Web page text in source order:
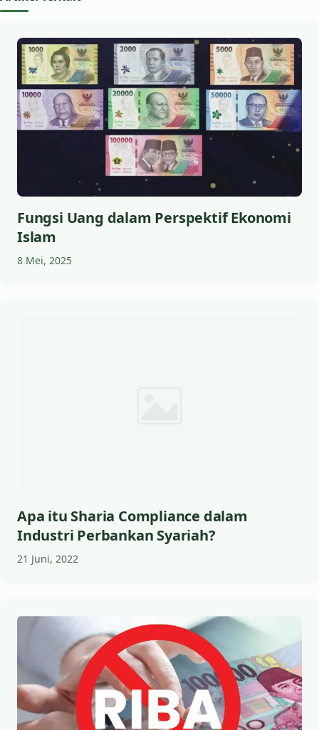
Fungsi Uang dalam Perspektif Ekonomi
Islam
8 Mei, 2025
Apa itu Sharia Compliance dalam
Industri Perbankan Syariah?
21 Juni, 2022